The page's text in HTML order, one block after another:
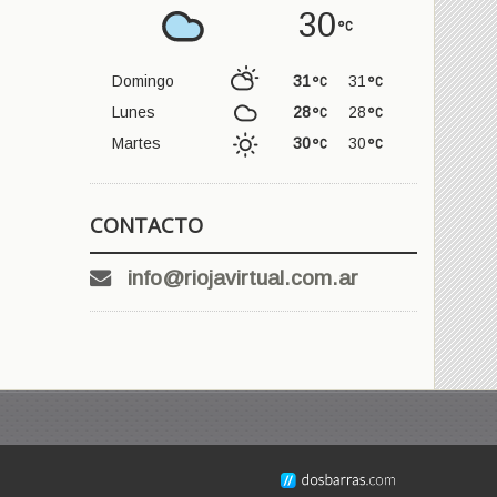
30
Domingo 31
31
Lunes
28
28
Martes
30
30
CONTACTO
info@riojavirtual.com.ar